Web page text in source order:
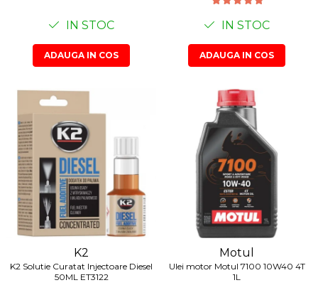
IN STOC
ADAUGA IN COS
IN STOC
ADAUGA IN COS
K2
K2 Solutie Curatat Injectoare Diesel
50ML ET3122
Motul
Ulei motor Motul 7100 10W40 4T
1L